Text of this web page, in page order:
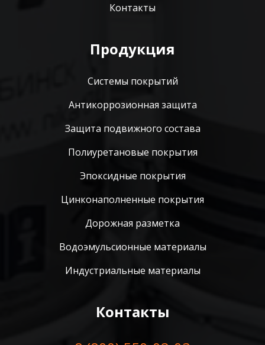
Контакты
Продукция
Системы покрытий
Антикоррозионная защита
Защита подвижного состава
Полиуретановые покрытия
Эпоксидные покрытия
Цинконаполненные покрытия
Дорожная разметка
Водоэмульсионные материалы
Индустриальные материалы
Контакты